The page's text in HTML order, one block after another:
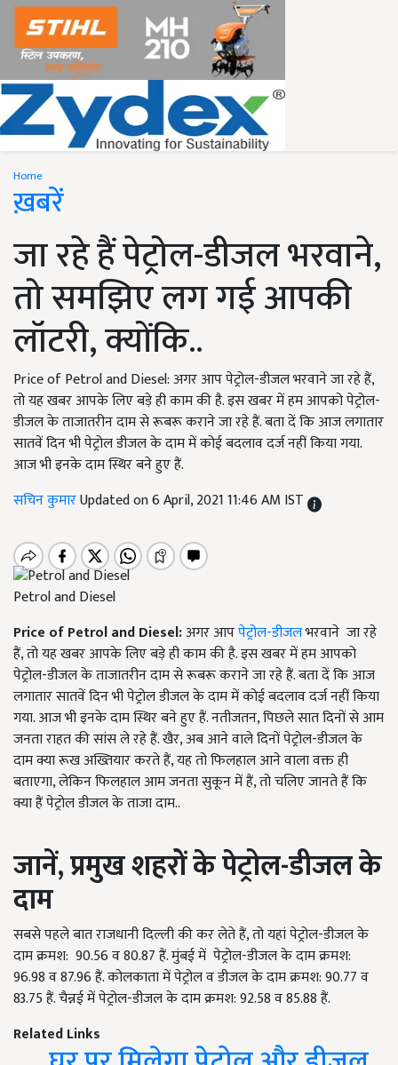
Home
ख़बरें
जा रहे हैं पेट्रोल-डीजल भरवाने,
तो समझिए लग गई आपकी
लॉटरी, क्योंकि..
Price of Petrol and Diesel: अगर आप पेट्रोल-डीजल भरवाने जा रहे हैं,
तो यह खबर आपके लिए बड़े ही काम की है. इस खबर में हम आपको पेट्रोल-
डीजल के ताजातरीन दाम से रूबरू कराने जा रहे हैं. बता दें कि आज लगातार
सातवें दिन भी पेट्रोल डीजल के दाम में कोई बदलाव दर्ज नहीं किया गया.
आज भी इनके दाम स्थिर बने हुए हैं.
सचिन कुमारUpdated on 6 April, 2021 11:46 AM IST
Petrol and Diesel
Price of Petrol and Diesel:अगर आपपेट्रोल-डीजलभरवाने जा रहे
हैं, तो यह खबर आपके लिए बड़े ही काम की है. इस खबर में हम आपको
पेट्रोल-डीजल के ताजातरीन दाम से रूबरू कराने जा रहे हैं. बता दें कि आज
लगातार सातवें दिन भी पेट्रोल डीजल के दाम में कोई बदलाव दर्ज नहीं किया
गया. आज भी इनके दाम स्थिर बने हुए हैं. नतीजतन, पिछले सात दिनों से आम
जनता राहत की सांस ले रहे हैं. खैर, अब आने वाले दिनों पेट्रोल-डीजल के
दाम क्या रूख अख्तियार करते हैं, यह तो फिलहाल आने वाला वक्त ही
बताएगा, लेकिन फिलहाल आम जनता सुकून में हैं, तो चलिए जानते हैं कि
क्या हैं पेट्रोल डीजल के ताजा दाम..
जानें, प्रमुख शहरों के पेट्रोल-डीजल के
दाम
सबसे पहले बात राजधानी दिल्ली की कर लेते हैं, तो यहां पेट्रोल-डीजल के
दाम क्रमश: 90.56 व 80.87 हैं. मुंबई में पेट्रोल-डीजल के दाम क्रमश:
96.98 व 87.96 हैं. कोलकाता में पेट्रोल व डीजल के दाम क्रमश: 90.77 व
83.75 हैं. चैन्नई में पेट्रोल-डीजल के दाम क्रमश: 92.58 व 85.88 हैं.
Related Links